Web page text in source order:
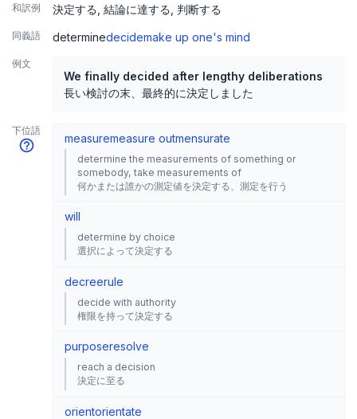
和訳例 決定する 結論に達する 判断する
同義語 determinedecidemake up one's mind
例文
We finally decided after lengthy deliberations
長い検討の末、最終的に決定しました
下位語
measuremeasure outmensurate
determine the measurements of something or
somebody, take measurements of
何かまたは誰かの測定値を決定する、測定を行う
will
determine by choice
選択によって決定する
decreerule
decide with authority
権限を持って決定する
purposeresolve
reach a decision
決定に至る
orientorientate